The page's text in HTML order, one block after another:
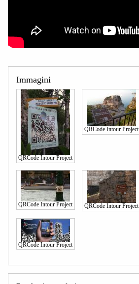
Immagini
QRCode Intour Project
QRCode Intour Project
QRCode Intour Project QRCode Intour Project
QRCode Intour Project